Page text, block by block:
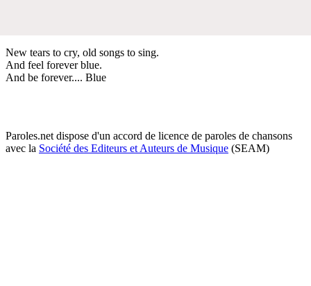
New tears to cry, old songs to sing.
And feel forever blue.
And be forever.... Blue
Paroles.net dispose d'un accord de licence de paroles de chansons
avec la Société des Editeurs et Auteurs de Musique (SEAM)